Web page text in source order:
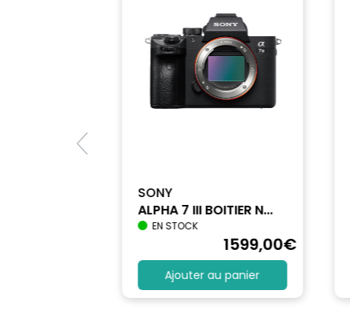
SONY
ALPHA 7 III BOITIER N...
EN STOCK
1599,00€
Ajouter au panier